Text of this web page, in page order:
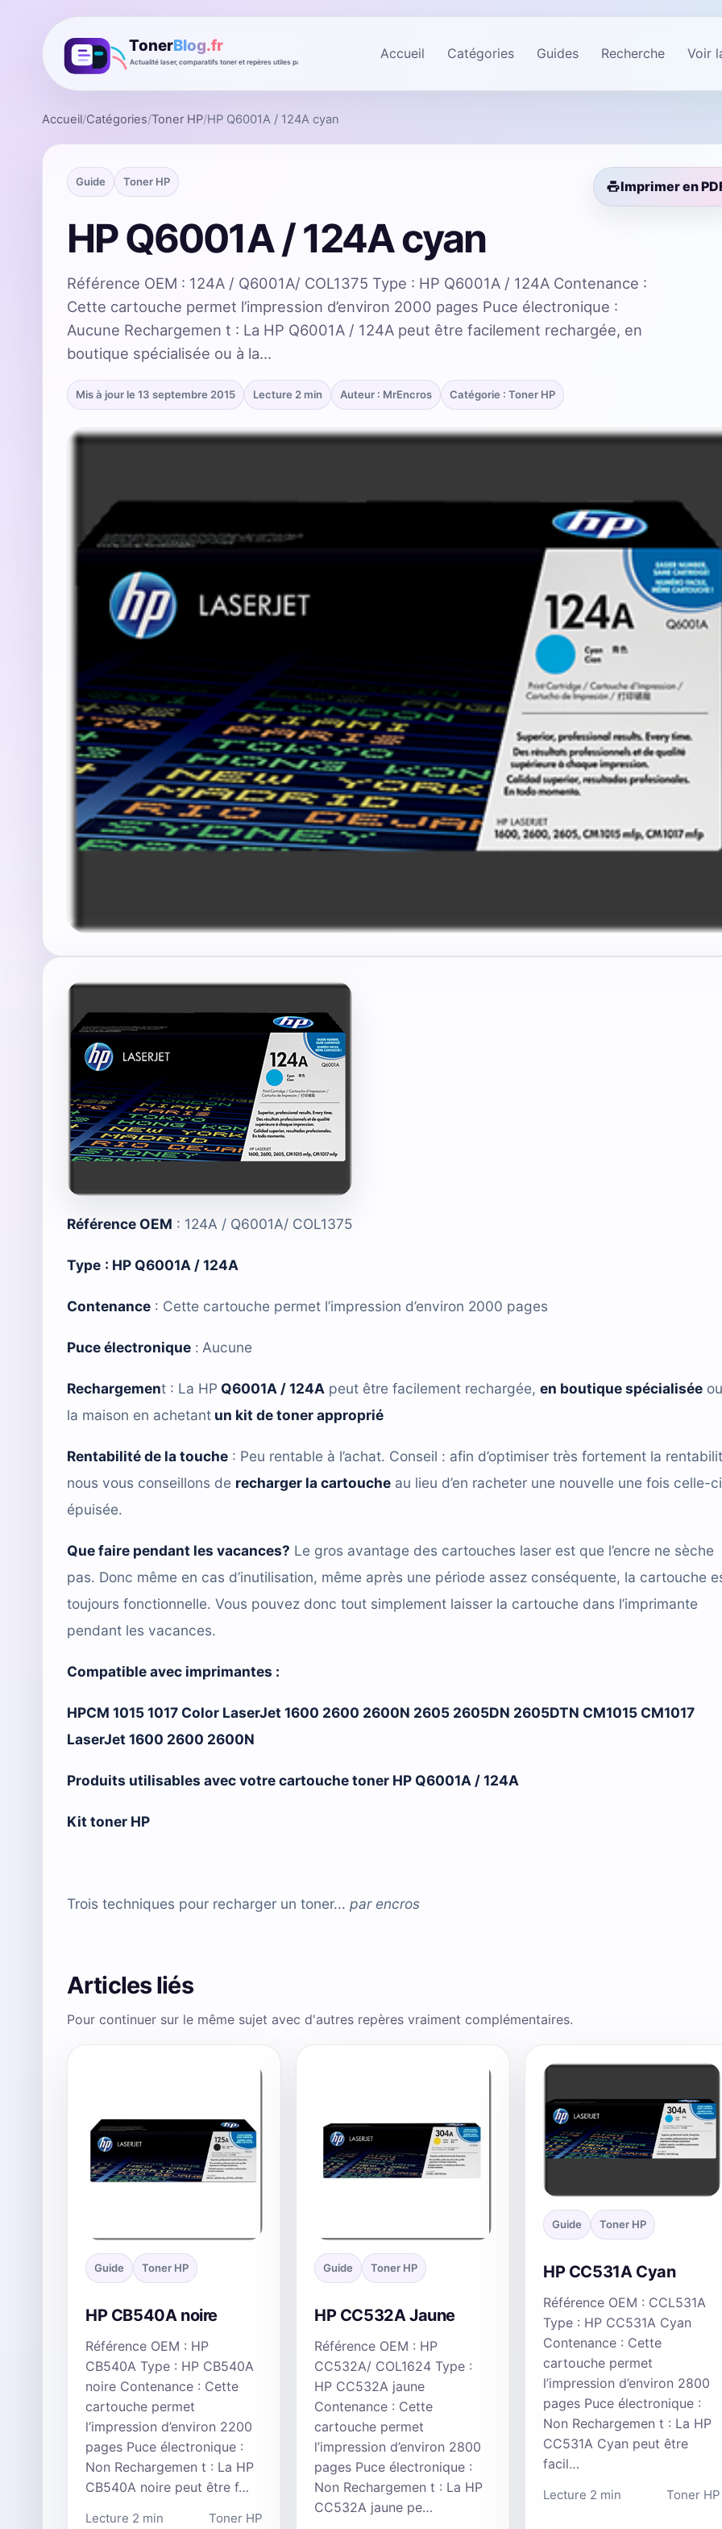
Accueil Catégories Guides Recherche Voir
Accueil/Catégories/Toner HP/HP Q6001A / 124A cyan
Guide Toner HP Imprimer en
HP Q6001A / 124A cyan
Référence OEM : 124A / Q6001A/ COL1375 Type : HP Q6001A / 124A Contenance :
Cette cartouche permet l’impression d’environ 2000 pages Puce électronique :
Aucune Rechargemen t : La HP Q6001A / 124A peut être facilement rechargée, en
boutique spécialisée ou à la…
Mis à jour le 13 septembre 2015 Lecture 2 min Auteur : MrEncros Catégorie : Toner HP
Référence OEM : 124A / Q6001A/ COL1375
Type : HP Q6001A / 124A
Contenance : Cette cartouche permet l’impression d’environ 2000 pages
Puce électronique : Aucune
Rechargement : La HP Q6001A / 124A peut être facilement rechargée, en boutique spécialisée
la maison en achetant un kit de toner approprié
Rentabilité de la touche : Peu rentable à l’achat. Conseil : afin d’optimiser très fortement la
nous vous conseillons de recharger la cartouche au lieu d’en racheter une nouvelle une fois celle-ci
épuisée.
Que faire pendant les vacances? Le gros avantage des cartouches laser est que l’encre ne sèche
pas. Donc même en cas d’inutilisation, même après une période assez conséquente, la cartouche
toujours fonctionnelle. Vous pouvez donc tout simplement laisser la cartouche dans l’imprimante
pendant les vacances.
Compatible avec imprimantes :
HPCM 1015 1017 Color LaserJet 1600 2600 2600N 2605 2605DN 2605DTN CM1015 CM1017
LaserJet 1600 2600 2600N
Produits utilisables avec votre cartouche toner HP Q6001A / 124A
Kit toner HP
Trois techniques pour recharger un toner... parencros
Articles liés
Pour continuer sur le même sujet avec d'autres repères vraiment complémentaires.
Guide Toner HP
HP CB540A noire
Référence OEM : HP
CB540A Type : HP CB540A
noire Contenance : Cette
cartouche permet
l’impression d’environ 2200
pages Puce électronique :
Non Rechargemen t : La HP
CB540A noire peut être f…
Lecture 2 min Toner HP
Guide Toner HP
HP CC532A Jaune
Référence OEM : HP
CC532A/ COL1624 Type :
HP CC532A jaune
Contenance : Cette
cartouche permet
l’impression d’environ 2800
pages Puce électronique :
Non Rechargemen t : La HP
CC532A jaune pe…
Guide Toner HP
HP CC531A Cyan
Référence OEM : CCL531A
Type : HP CC531A Cyan
Contenance : Cette
cartouche permet
l’impression d’environ 2800
pages Puce électronique :
Non Rechargemen t : La HP
CC531A Cyan peut être
facil…
Lecture 2 min Toner HP